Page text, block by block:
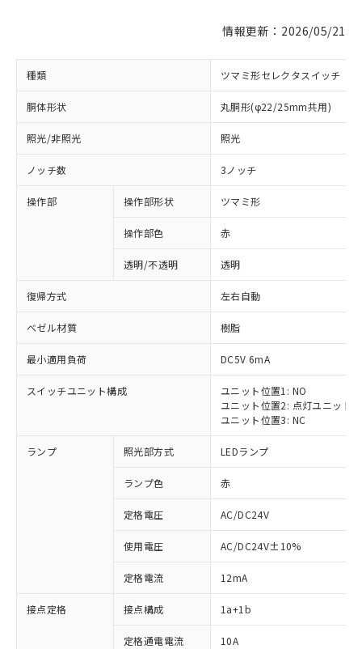
情報更新：2026/05/21
種類 ツマミ形セレクタスイッチ
胴体形状 丸胴形(φ22/25mm共用)
照光/非照光 照光
ノッチ数 3ノッチ
操作部 操作部形状 ツマミ形
操作部色 赤
透明/不透明 透明
復帰方式 左右自動
ベゼル材質 樹脂
最小適用負荷 DC5V 6mA
スイッチユニット構成
ユニット位置1: NO
ユニット位置2: 点灯ユニット
ユニット位置3: NC
ランプ 照光部方式 LEDランプ
ランプ色 赤
定格電圧 AC/DC24V
使用電圧 AC/DC24V±10%
定格電流 12mA
接点定格 接点構成 1a+1b
定格通電電流 10A